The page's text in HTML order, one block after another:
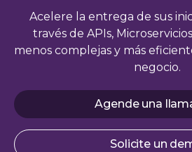
Acelere la entrega de sus
través de APIs,
menos complejas y más
negocio.
Agende una
Solicite un